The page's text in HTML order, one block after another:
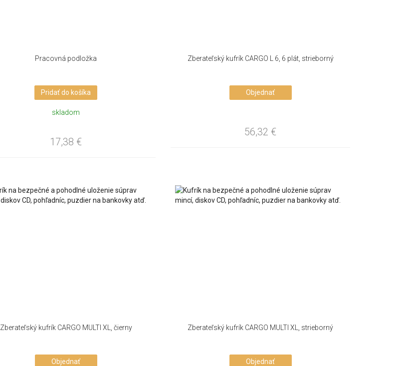
Pracovná podložka
Pridať do košíka
skladom
17,38 €
Zberateľský kufrík CARGO L 6, 6 plát, strieborný
Objednať
56,32 €
Zberateľský kufrík CARGO MULTI XL, čierny
Objednať
Zberateľský kufrík CARGO MULTI XL, strieborný
Objednať